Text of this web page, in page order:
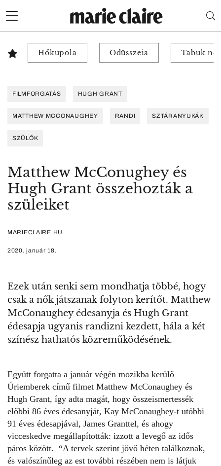
Hőkupola Odüsszeia Tabuk
FILMFORGATÁS HUGH GRANT
MATTHEW MCCONAUGHEY RANDI SZTÁRANYUKÁK
SZÜLŐK
Matthew McConughey és
Hugh Grant összehozták a
szüleiket
MARIECLAIRE.HU
2020. január 18.
Ezek után senki sem mondhatja többé, hogy
csak a nők játszanak folyton kerítőt. Matthew
McConaughey édesanyja és Hugh Grant
édesapja ugyanis randizni kezdett, hála a két
színész hathatós közreműködésének.
Együtt forgatta a január végén mozikba kerülő
Úriemberek című filmet Matthew McConaughey és
Hugh Grant, így adta magát, hogy összeismertessék
előbbi 86 éves édesanyját, Kay McConaughey-t utóbbi
91 éves édesapjával, James Granttel, és ahogy
vicceskedve megállapították: izzott a levegő az idős
páros között. “A tervek szerint jövő héten találkoznak,
és valószínűleg az est további részében nem is látjuk